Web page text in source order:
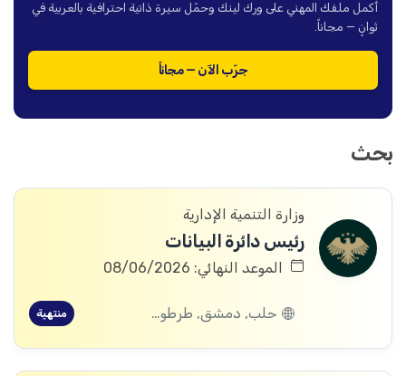
أكمل ملفك المهني على ورك لينك وحمّل سيرة ذاتية احترافية بالعربية في
ثوانٍ — مجاناً.
جرّب الآن — مجاناً
بحث
وزارة التنمية الإدارية
رئيس دائرة البيانات
الموعد النهائي: 08/06/2026
حلب, دمشق, طرطوس, ريف دمشق, ديرالزور, درعا, إدلب, القنيطرة, اللاذقية, الرقة, حمص, الحسكة, حماة منتهية